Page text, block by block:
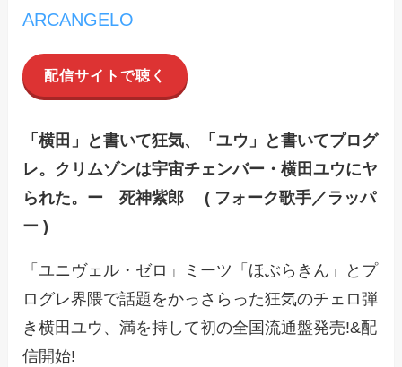
ARCANGELO
配信サイトで聴く
「横田」と書いて狂気、「ユウ」と書いてプログ
レ。クリムゾンは宇宙チェンバー・横田ユウにヤ
られた。ー 死神紫郎 ( フォーク歌手／ラッパ
ー )
「ユニヴェル・ゼロ」ミーツ「ほぶらきん」とプ
ログレ界隈で話題をかっさらった狂気のチェロ弾
き横田ユウ、満を持して初の全国流通盤発売!&配
信開始!